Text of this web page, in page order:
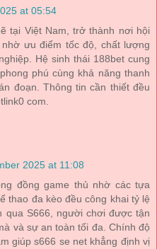
at 05:54
tại Việt Nam, trở thành nơi hội
ưu điểm tốc độ, chất lượng
Hệ sinh thái 188bet cung
phú cùng khả năng thanh
đoạn. Thông tin cần thiết đều
com.
2025 at 11:08
đồng game thủ nhờ các tựa
thao đa kèo đều công khai tỷ lệ
qua S666, người chơi được tận
và sự an toàn tối đa. Chính độ
giúp s666 se net khẳng định vị